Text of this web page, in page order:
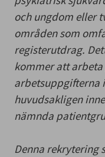
och ungdom eller
områden som
registerutdrag.
kommer att
arbetsuppgifterna
huvudsakligen
nämnda
Denna rekrytering